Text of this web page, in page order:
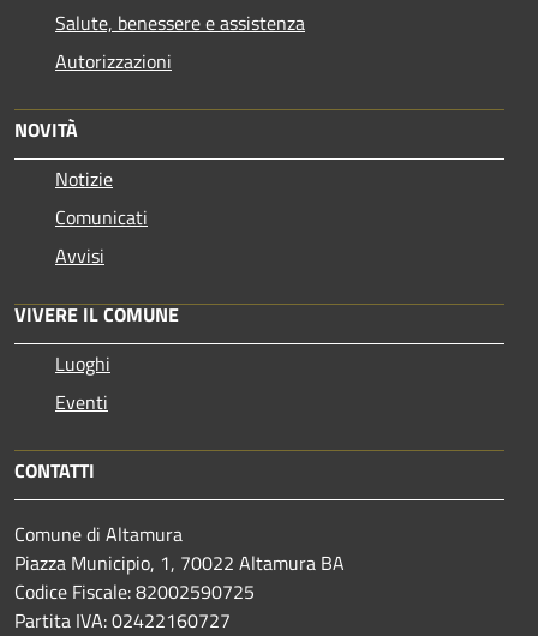
Salute, benessere e assistenza
Autorizzazioni
NOVITÀ
Notizie
Comunicati
Avvisi
VIVERE IL COMUNE
Luoghi
Eventi
CONTATTI
Comune di Altamura
Piazza Municipio, 1, 70022 Altamura BA
Codice Fiscale: 82002590725
Partita IVA: 02422160727